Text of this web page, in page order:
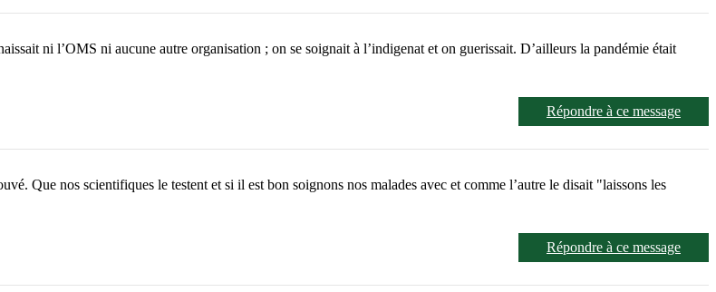
ni l’OMS ni aucune autre organisation ; on se soignait à l’indigenat et on guerissait. D’ailleurs la pandémie était
Répondre à ce message
Que nos scientifiques le testent et si il est bon soignons nos malades avec et comme l’autre le disait "laissons les
Répondre à ce message